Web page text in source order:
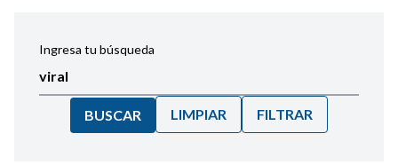
Ingresa tu búsqueda
BUSCAR LIMPIAR FILTRAR